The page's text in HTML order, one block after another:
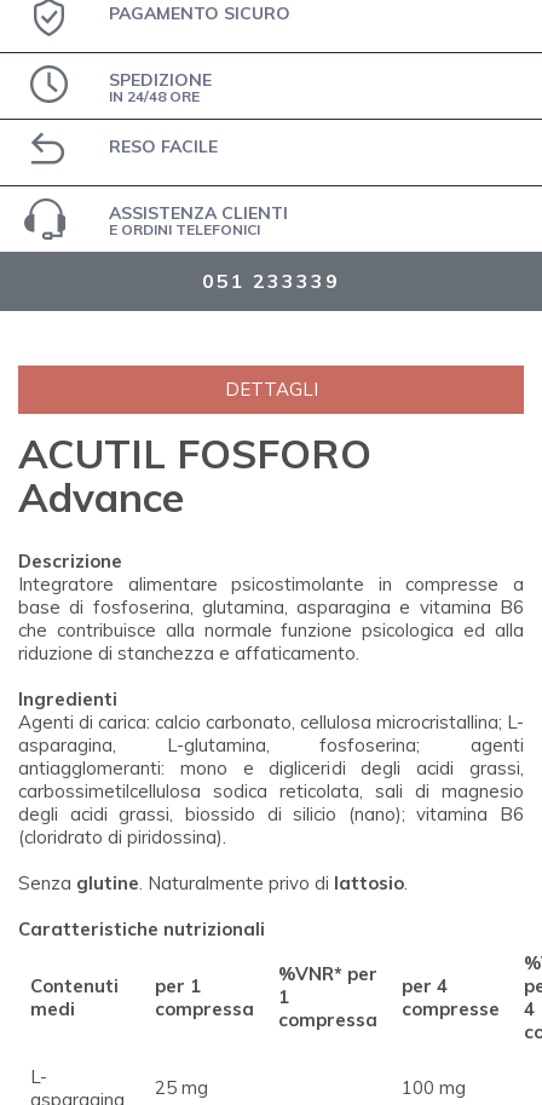
PAGAMENTO SICURO
SPEDIZIONE
IN 24/48 ORE
RESO FACILE
ASSISTENZA CLIENTI
E ORDINI TELEFONICI
051 233339
DETTAGLI
ACUTIL FOSFORO
Advance
Descrizione
Integratore alimentare psicostimolante in compresse a
base di fosfoserina, glutamina, asparagina e vitamina B6
che contribuisce alla normale funzione psicologica ed alla
riduzione di stanchezza e affaticamento.
Ingredienti
Agenti di carica: calcio carbonato, cellulosa microcristallina; L-
asparagina, L-glutamina, fosfoserina; agenti
antiagglomeranti: mono e digliceridi degli acidi grassi,
carbossimetilcellulosa sodica reticolata, sali di magnesio
degli acidi grassi, biossido di silicio (nano); vitamina B6
(cloridrato di piridossina).
Senza glutine. Naturalmente privo di lattosio.
Caratteristiche nutrizionali
Contenuti
medi
per 1
compressa
%VNR* per
1
compressa
per 4
compresse
4
L-
asparagina
25 mg 100 mg